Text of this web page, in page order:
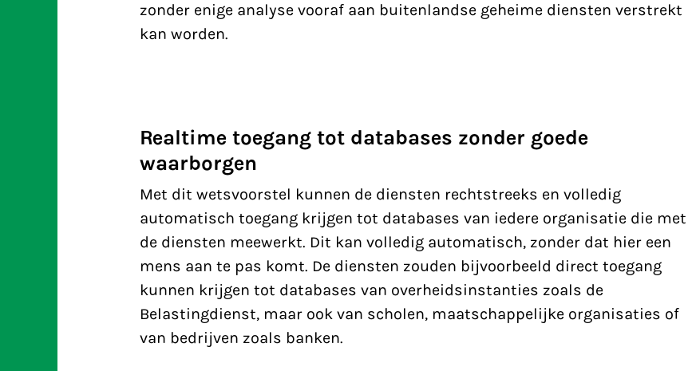
zonder enige analyse vooraf aan buitenlandse geheime diensten verstrekt
kan worden.
Realtime toegang tot databases zonder goede
waarborgen
Met dit wetsvoorstel kunnen de diensten rechtstreeks en volledig
automatisch toegang krijgen tot databases van iedere organisatie die met
de diensten meewerkt. Dit kan volledig automatisch, zonder dat hier een
mens aan te pas komt. De diensten zouden bijvoorbeeld direct toegang
kunnen krijgen tot databases van overheidsinstanties zoals de
Belastingdienst, maar ook van scholen, maatschappelijke organisaties of
van bedrijven zoals banken.